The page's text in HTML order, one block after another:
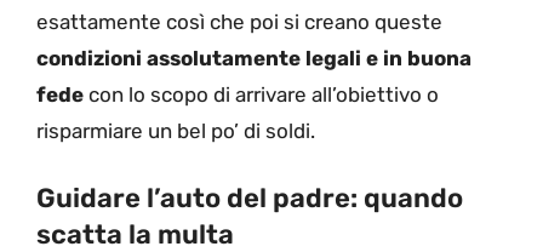
esattamente così che poi si creano queste
condizioni assolutamente legali e in buona
fede con lo scopo di arrivare all’obiettivo o
risparmiare un bel po’ di soldi.
Guidare l’auto del padre: quando
scatta la multa